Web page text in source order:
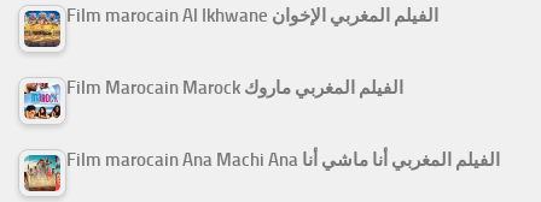
Film marocain Al Ikhwane الفيلم المغربي الإخوان
Film Marocain Marock الفيلم المغربي ماروك
Film marocain Ana Machi Ana الفيلم المغربي أنا ماشي أنا